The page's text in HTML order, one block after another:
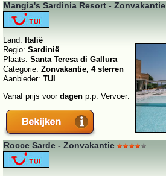
Mangia's Sardinia Resort - Zonvakantie
Land: Italië
Regio: Sardinië
Plaats: Santa Teresa di Gallura
Categorie: Zonvakantie, 4 sterren
Aanbieder: TUI
Vanaf prijs voor dagen p.p. Vervoer:
Rocce Sarde - Zonvakantie